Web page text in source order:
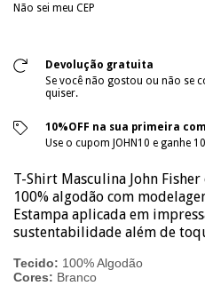
Não sei meu CEP
Devolução gratuita
Se você não gostou ou não se
quiser.
10%OFF na sua primeira
Use o cupom JOHN10 e ganhe
T-Shirt Masculina John
100% algodão com
Estampa aplicada em
sustentabilidade além de
Tecido: 100% Algodão
Cores: Branco